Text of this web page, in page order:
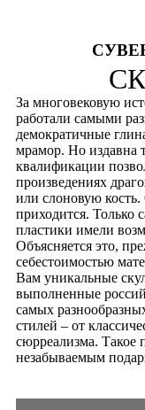
За многовековую
работали самыми
демократичные
мрамор. Но издавна
квалификации
произведениях
или слоновую
приходится. Только
пластики имели
Объясняется это,
себестоимостью
Вам уникальные
выполненные
самых
стилей – от
сюрреализма. Такое
незабываемым